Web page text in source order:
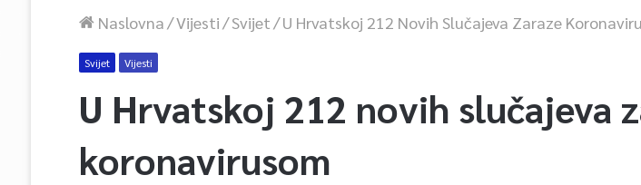
Naslovna/Vijesti/Svijet/U Hrvatskoj 212 Novih Slučajeva Zaraze
Svijet Vijesti
U Hrvatskoj 212 novih slučajeva
koronavirusom